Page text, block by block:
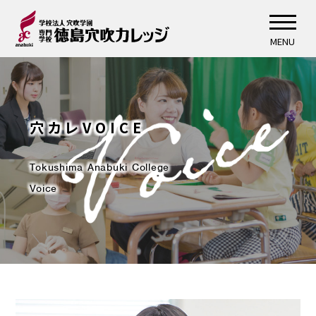
MENU
穴カレVOICE
Tokushima Anabuki College
Voice